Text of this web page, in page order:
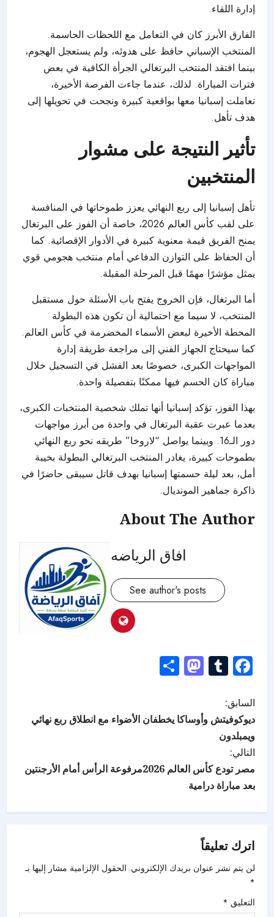
إدارة اللقاء.
الفارق الأبرز كان في التعامل مع اللحظات الحاسمة.
المنتخب الإسباني حافظ على هدوئه، ولم يستعجل الهجوم،
بينما افتقد المنتخب البرتغالي الجرأة الكافية في بعض
فترات المباراة. لذلك، عندما جاءت الفرصة الأخيرة،
تعاملت إسبانيا معها بواقعية كبيرة ونجحت في تحويلها إلى
هدف تأهل.
تأثير النتيجة على مشوار
المنتخبين
تأهل إسبانيا إلى ربع النهائي يعزز طموحاتها في المنافسة
على لقب كأس العالم 2026، خاصة أن الفوز على البرتغال
يمنح الفريق قيمة معنوية كبيرة في الأدوار الإقصائية. كما
أن الحفاظ على التوازن الدفاعي أمام منتخب هجومي قوي
يمثل مؤشرًا مهمًا قبل المرحلة المقبلة.
أما البرتغال، فإن الخروج يفتح باب الأسئلة حول مستقبل
المنتخب، لا سيما مع احتمالية أن تكون هذه البطولة
المحطة الأخيرة لبعض الأسماء المخضرمة في كأس العالم.
كما سيحتاج الجهاز الفني إلى مراجعة طريقة إدارة
المواجهات الكبرى، خصوصًا بعد الفشل في التسجيل خلال
مباراة كان الحسم فيها ممكنًا بتفصيلة واحدة.
بهذا الفوز، تؤكد إسبانيا أنها تملك شخصية المنتخبات الكبرى،
بعدما عبرت عقبة البرتغال في واحدة من أبرز مواجهات
دور الـ16. وبينما يواصل “لاروخا” طريقه نحو ربع النهائي
بطموحات كبيرة، يغادر المنتخب البرتغالي البطولة بخيبة
أمل، بعد ليلة حسمتها إسبانيا بهدف قاتل سيبقى حاضرًا في
ذاكرة جماهير المونديال.
About The Author
افاق الرياضه
See author's posts
Facebook
Tumblr
Mastodon
السابق:
ديوكوفيتش وأوساكا يخطفان الأضواء مع انطلاق ربع نهائي
ويمبلدون
التالي:
مصر تودع كأس العالم 2026مرفوعة الرأس أمام الأرجنتين
بعد مباراة درامية
اترك تعليقاً
لن يتم نشر عنوان بريدك الإلكتروني. الحقول الإلزامية مشار إليها بـ
*
التعليق *